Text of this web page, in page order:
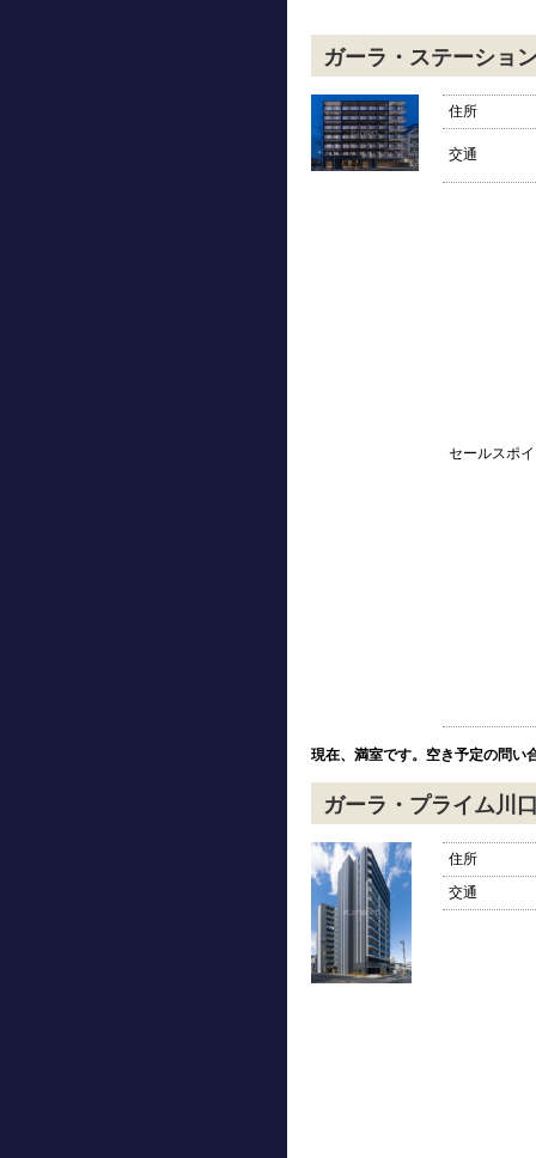
ガーラ・ステーショ
住所
交通
セールスポ
現在、満室です。空き予定の問い
ガーラ・プライム川
住所
交通